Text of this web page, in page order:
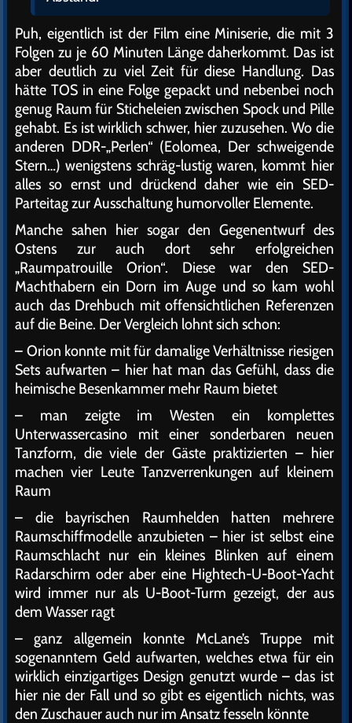
Puh, eigentlich ist der Film eine Miniserie, die mit 3
Folgen zu je 60 Minuten Länge daherkommt. Das ist
aber deutlich zu viel Zeit für diese Handlung. Das
hätte TOS in eine Folge gepackt und nebenbei noch
genug Raum für Sticheleien zwischen Spock und Pille
gehabt. Es ist wirklich schwer, hier zuzusehen. Wo die
anderen DDR-„Perlen“ (Eolomea, Der schweigende
Stern…) wenigstens schräg-lustig waren, kommt hier
alles so ernst und drückend daher wie ein SED-
Parteitag zur Ausschaltung humorvoller Elemente.
Manche sahen hier sogar den Gegenentwurf des
Ostens zur auch dort sehr erfolgreichen
„Raumpatrouille Orion“. Diese war den SED-
Machthabern ein Dorn im Auge und so kam wohl
auch das Drehbuch mit offensichtlichen Referenzen
auf die Beine. Der Vergleich lohnt sich schon:
– Orion konnte mit für damalige Verhältnisse riesigen
Sets aufwarten – hier hat man das Gefühl, dass die
heimische Besenkammer mehr Raum bietet
– man zeigte im Westen ein komplettes
Unterwassercasino mit einer sonderbaren neuen
Tanzform, die viele der Gäste praktizierten – hier
machen vier Leute Tanzverrenkungen auf kleinem
Raum
– die bayrischen Raumhelden hatten mehrere
Raumschiffmodelle anzubieten – hier ist selbst eine
Raumschlacht nur ein kleines Blinken auf einem
Radarschirm oder aber eine Hightech-U-Boot-Yacht
wird immer nur als U-Boot-Turm gezeigt, der aus
dem Wasser ragt
– ganz allgemein konnte McLane’s Truppe mit
sogenanntem Geld aufwarten, welches etwa für ein
wirklich einzigartiges Design genutzt wurde – das ist
hier nie der Fall und so gibt es eigentlich nichts, was
den Zuschauer auch nur im Ansatz fesseln könnte